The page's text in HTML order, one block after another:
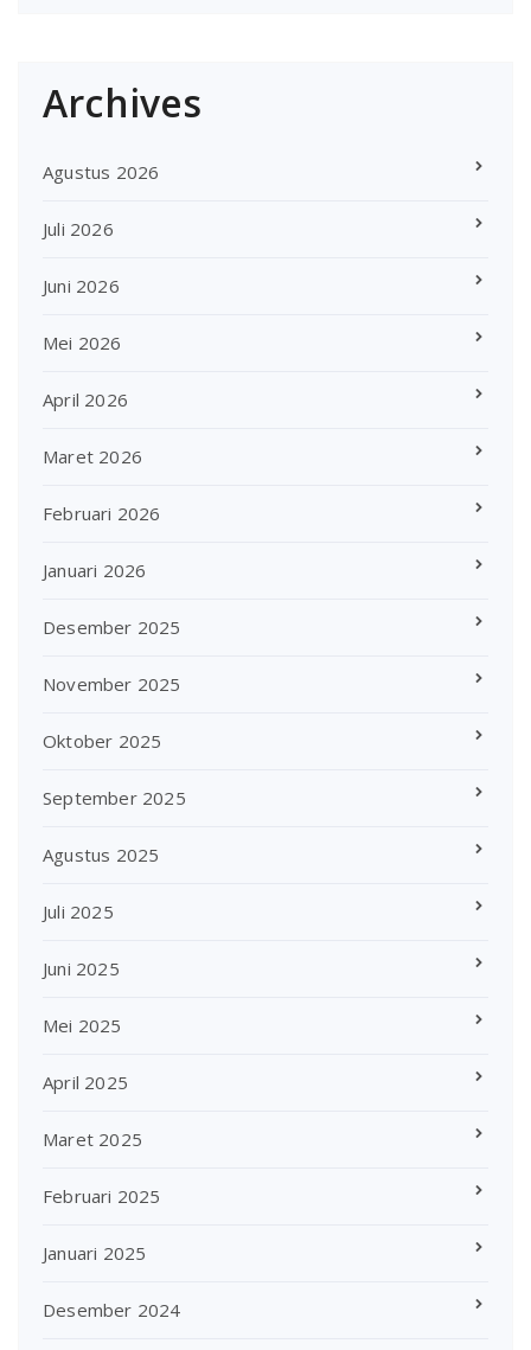
Archives
Agustus 2026
Juli 2026
Juni 2026
Mei 2026
April 2026
Maret 2026
Februari 2026
Januari 2026
Desember 2025
November 2025
Oktober 2025
September 2025
Agustus 2025
Juli 2025
Juni 2025
Mei 2025
April 2025
Maret 2025
Februari 2025
Januari 2025
Desember 2024